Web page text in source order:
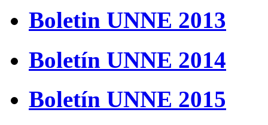
Boletin UNNE 2013
Boletín UNNE 2014
Boletín UNNE 2015